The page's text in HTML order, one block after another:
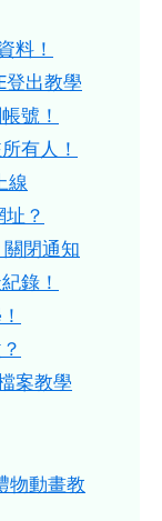
料！
登出教學
號！
有人！
線
？
關閉通知
錄！
案教學
物動畫教